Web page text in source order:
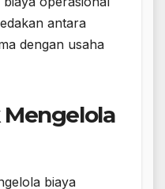
antara
dengan usaha
biaya